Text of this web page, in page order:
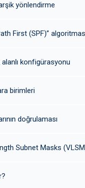
yönlendirme
First (SPF)”
alanlı konfigürasyonu
birimleri
doğrulaması
Subnet Masks